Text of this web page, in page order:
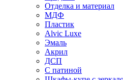
Отделка и материал
МДФ
Пластик
Alvic Luxe
Эмаль
Акрил
ДСП
С патиной